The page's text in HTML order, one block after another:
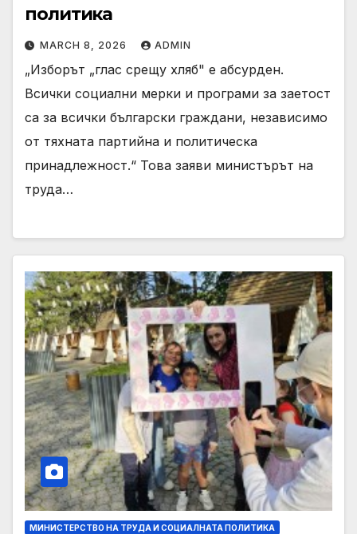
политика
MARCH 8, 2026 ADMIN
„Изборът „глас срещу хляб" е абсурден.
Всички социални мерки и програми за заетост
са за всички български граждани, независимо
от тяхната партийна и политическа
принадлежност.“ Това заяви министърът на
труда…
МИНИСТЕРСТВО НА ТРУДА И СОЦИАЛНАТА ПОЛИТИКА